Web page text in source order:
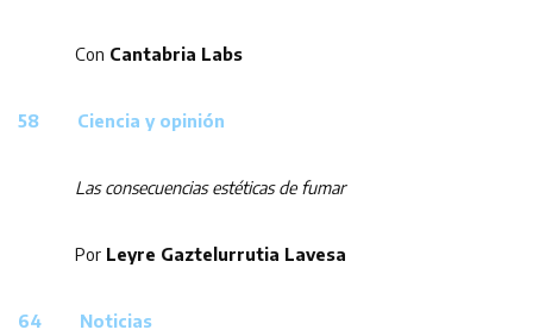
Con Cantabria Labs
58 Ciencia y opinión
Las consecuencias estéticas de fumar
Por Leyre Gaztelurrutia Lavesa
64 Noticias